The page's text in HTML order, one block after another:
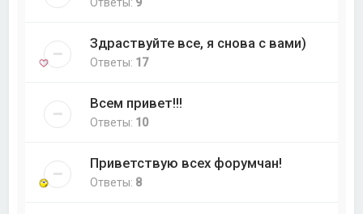
Ответы: 9
Здраствуйте все, я снова с вами)
Ответы: 17
Всем привет!!!
Ответы: 10
Приветствую всех форумчан!
Ответы: 8